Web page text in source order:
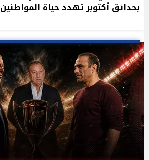
بحدائق أكتوبر تهدد حياة المواطنين